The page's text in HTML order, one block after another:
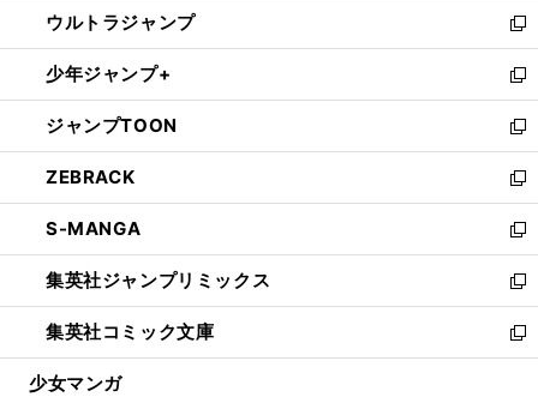
く
で
開
く
ド
ウ
で
開
く
ィ
ン
ド
ウ
で
開
く
い
ウ
ィ
ン
ド
ウ
で
開
く
ウルトラジャンプ
新
し
い
ウ
ィ
ン
ド
ウ
で
開
く
少年ジャンプ+
新
し
い
ウ
ィ
ン
ド
ウ
で
開
く
ジャンプTOON
新
し
い
ウ
ィ
ン
ド
ウ
で
開
ZEBRACK
新
し
い
ウ
ィ
ン
ド
ウ
S-MANGA
新
し
い
ウ
ィ
ン
集英社ジャンプリミックス
新
し
い
ウ
集英社コミック文庫
新
し
少女マンガ